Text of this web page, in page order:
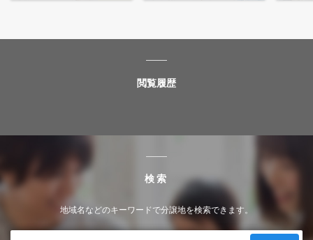
閲覧履歴
検索
地域名などのキーワードで分譲地を検索できます。